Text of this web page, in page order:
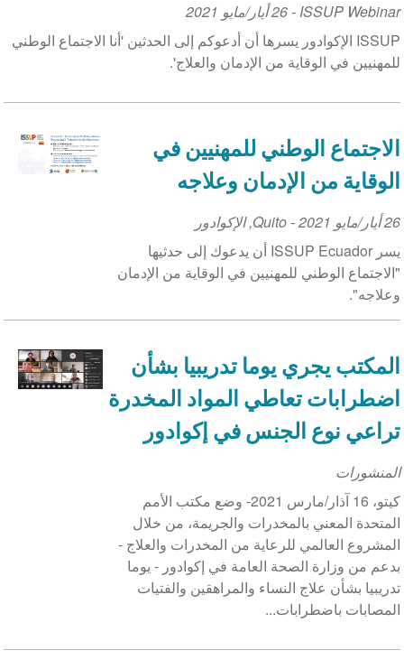
ISSUP Webinar
- 26 أيار/مايو 2021
ISSUP الإكوادور يسرها أن أدعوكم إلى الحدثين 'أنا الاجتماع الوطني
للمهنيين في الوقاية من الإدمان والعلاج'.
الاجتماع الوطني للمهنيين في
الوقاية من الإدمان وعلاجه
Event
Date
26 أيار/مايو 2021 -
Quito
,الإكوادور
يسر ISSUP Ecuador أن يدعوك إلى حدثيها
"الاجتماع الوطني للمهنيين في الوقاية من الإدمان
وعلاجه".
المكتب يجري يوما تدريبيا بشأن
اضطرابات تعاطي المواد المخدرة
تراعي نوع الجنس في إكوادور
المنشورات
كيتو، 16 آذار/مارس 2021- وضع مكتب الأمم
المتحدة المعني بالمخدرات والجريمة، من خلال
المشروع العالمي للرعاية من المخدرات والعلاج -
بدعم من وزارة الصحة العامة في إكوادور - يوما
تدريبيا بشأن علاج النساء والمراهقين والفتيات
المصابات باضطرابات...